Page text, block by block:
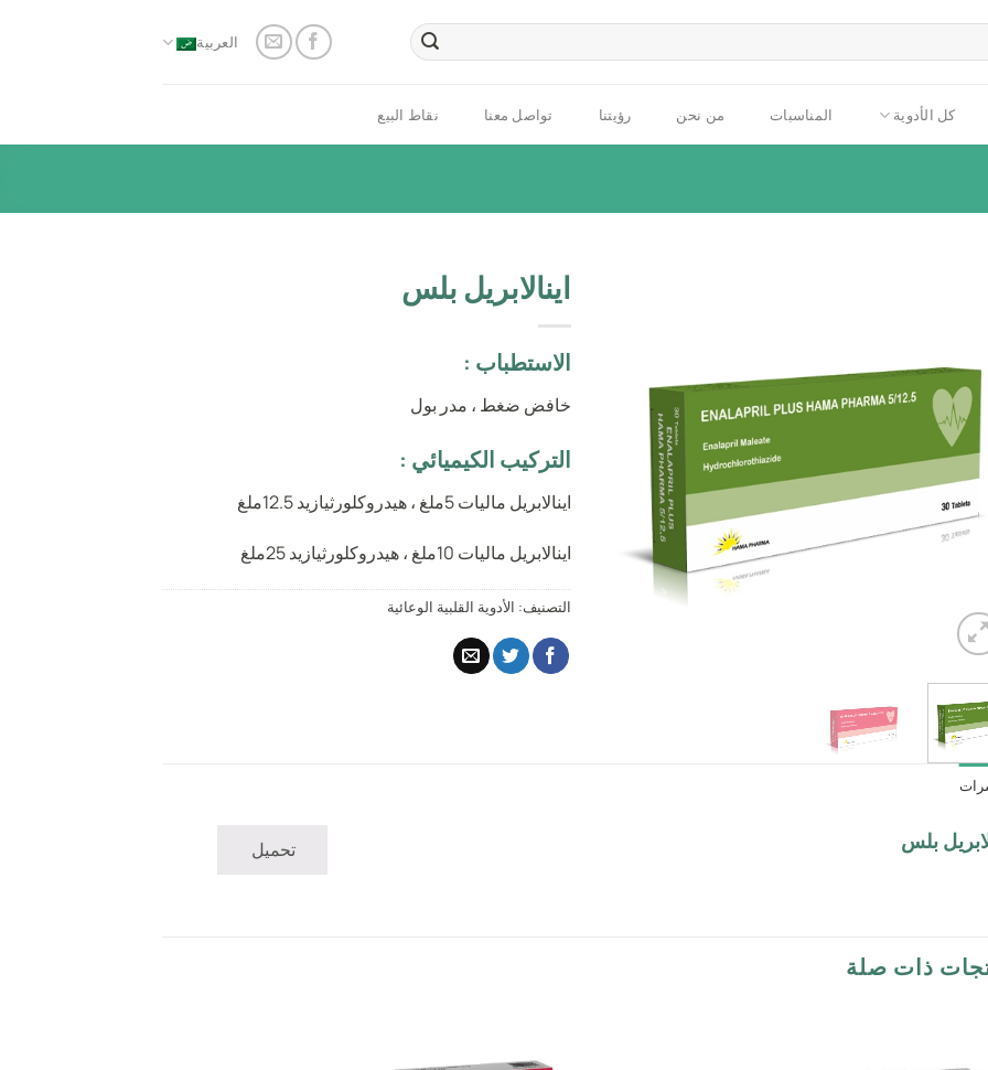
العربية
كل الأدوية المناسبات من نحن رؤيتنا تواصل معنا نقاط البيع
اينالابريل بلس
الاستطباب :
خافض ضغط ، مدر بول
التركيب الكيميائي :
اينالابريل ماليات 5ملغ ، هيدروكلورثيازيد 12.5ملغ
اينالابريل ماليات 10ملغ ، هيدروكلورثيازيد 25ملغ
التصنيف: الأدوية القلبية الوعائية
بلس تحميل
ذات صلة